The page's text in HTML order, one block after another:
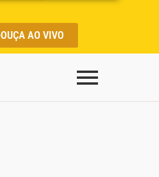
OUÇA AO VIVO